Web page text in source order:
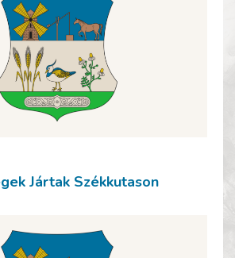
Jártak Székkutason